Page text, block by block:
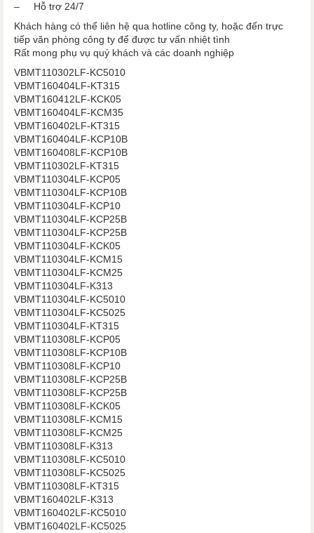
– Hỗ trợ 24/7
Khách hàng có thể liên hệ qua hotline công ty, hoặc đến trực
tiếp văn phòng công ty để được tư vấn nhiệt tình
Rất mong phụ vụ quý khách và các doanh nghiệp
VBMT110302LF-KC5010
VBMT160404LF-KT315
VBMT160412LF-KCK05
VBMT160404LF-KCM35
VBMT160402LF-KT315
VBMT160404LF-KCP10B
VBMT160408LF-KCP10B
VBMT110302LF-KT315
VBMT110304LF-KCP05
VBMT110304LF-KCP10B
VBMT110304LF-KCP10
VBMT110304LF-KCP25B
VBMT110304LF-KCP25B
VBMT110304LF-KCK05
VBMT110304LF-KCM15
VBMT110304LF-KCM25
VBMT110304LF-K313
VBMT110304LF-KC5010
VBMT110304LF-KC5025
VBMT110304LF-KT315
VBMT110308LF-KCP05
VBMT110308LF-KCP10B
VBMT110308LF-KCP10
VBMT110308LF-KCP25B
VBMT110308LF-KCP25B
VBMT110308LF-KCK05
VBMT110308LF-KCM15
VBMT110308LF-KCM25
VBMT110308LF-K313
VBMT110308LF-KC5010
VBMT110308LF-KC5025
VBMT110308LF-KT315
VBMT160402LF-K313
VBMT160402LF-KC5010
VBMT160402LF-KC5025